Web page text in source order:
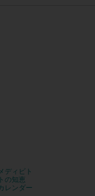
ディビト
の知恵
レンダー